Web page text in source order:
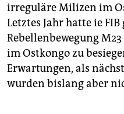
irreguläre Milizen im
Letztes Jahr hatte ie
Rebellenbewegung
im Ostkongo zu
Erwartungen, als
wurden bislang aber